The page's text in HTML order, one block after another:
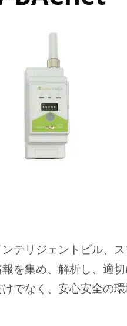
テリジェントビル、
を集め、解析し、適
でなく、安心安全の